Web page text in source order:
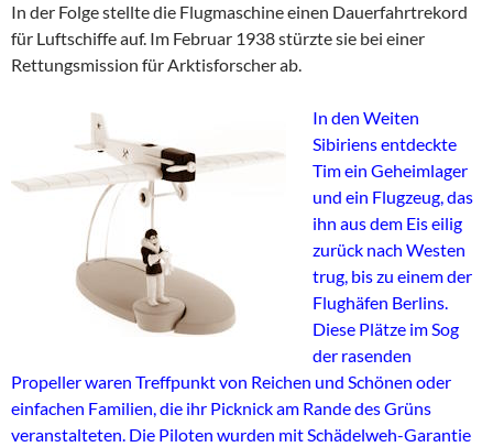
In der Folge stellte die Flugmaschine einen Dauerfahrtrekord
für Luftschiffe auf. Im Februar 1938 stürzte sie bei einer
Rettungsmission für Arktisforscher ab.
In den Weiten
Sibiriens entdeckte
Tim ein Geheimlager
und ein Flugzeug, das
ihn aus dem Eis eilig
zurück nach Westen
trug, bis zu einem der
Flughäfen Berlins.
Diese Plätze im Sog
der rasenden
Propeller waren Treffpunkt von Reichen und Schönen oder
einfachen Familien, die ihr Picknick am Rande des Grüns
veranstalteten. Die Piloten wurden mit Schädelweh-Garantie